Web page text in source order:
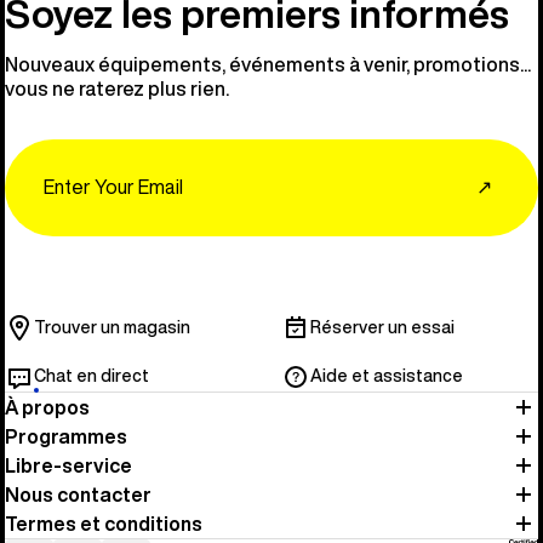
Soyez les premiers informés
Nouveaux équipements, événements à venir, promotions...
vous ne raterez plus rien.
↗
Trouver un magasin Réserver un essai
Chat en direct Aide et assistance
À propos
Programmes
Libre-service
Nous contacter
Termes et conditions